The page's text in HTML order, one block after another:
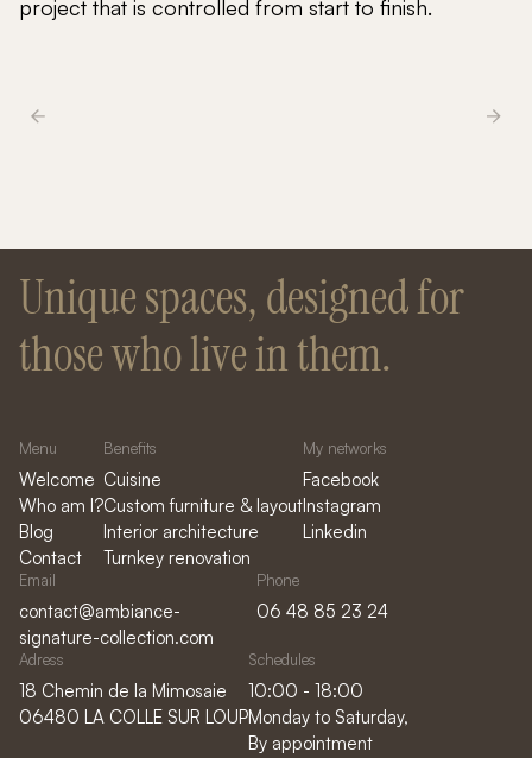
project that is controlled from start to finish.
Unique spaces, designed for
those who live in them.
Menu
Welcome
Who am I?
Blog
Contact
Benefits
Cuisine
Custom furniture & layout
Interior architecture
Turnkey renovation
My networks
Facebook
Instagram
Linkedin
Email
contact@ambiance-
signature-collection.com
Phone
06 48 85 23 24
Adress
18 Chemin de la Mimosaie
06480 LA COLLE SUR LOUP
Schedules
10:00 - 18:00
Monday to Saturday,
By appointment